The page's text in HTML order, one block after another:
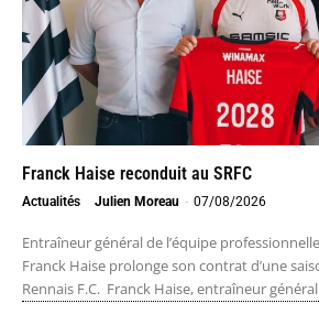
Franck Haise reconduit au SRFC
Actualités Julien Moreau - 07/08/2026
Entraîneur général de l’équipe
Franck Haise prolonge son contrat d’une
Rennais F.C. Franck Haise, entraîneur